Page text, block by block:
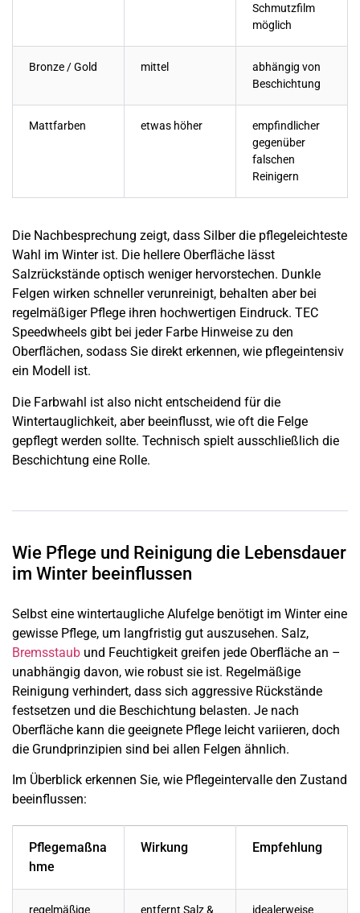
Schmutzfilm
möglich
Bronze / Gold mittel
abhängig von
Beschichtung
Mattfarben etwas höher
empfindlicher
gegenüber
falschen
Reinigern
Die Nachbesprechung zeigt, dass Silber die pflegeleichteste
Wahl im Winter ist. Die hellere Oberfläche lässt
Salzrückstände optisch weniger hervorstechen. Dunkle
Felgen wirken schneller verunreinigt, behalten aber bei
regelmäßiger Pflege ihren hochwertigen Eindruck. TEC
Speedwheels gibt bei jeder Farbe Hinweise zu den
Oberflächen, sodass Sie direkt erkennen, wie pflegeintensiv
ein Modell ist.
Die Farbwahl ist also nicht entscheidend für die
Wintertauglichkeit, aber beeinflusst, wie oft die Felge
gepflegt werden sollte. Technisch spielt ausschließlich die
Beschichtung eine Rolle.
Wie Pflege und Reinigung die Lebensdauer
im Winter beeinflussen
Selbst eine wintertaugliche Alufelge benötigt im Winter eine
gewisse Pflege, um langfristig gut auszusehen. Salz,
Bremsstaub und Feuchtigkeit greifen jede Oberfläche an –
unabhängig davon, wie robust sie ist. Regelmäßige
Reinigung verhindert, dass sich aggressive Rückstände
festsetzen und die Beschichtung belasten. Je nach
Oberfläche kann die geeignete Pflege leicht variieren, doch
die Grundprinzipien sind bei allen Felgen ähnlich.
Im Überblick erkennen Sie, wie Pflegeintervalle den Zustand
beeinflussen:
Pflegemaßna
hme
Wirkung Empfehlung